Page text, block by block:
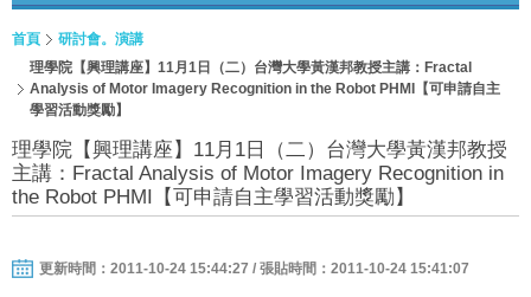
首頁
研討會。演講
理學院【興理講座】11月1日（二）台灣大學黃漢邦教授主講：Fractal
Analysis of Motor Imagery Recognition in the Robot PHMI【可申請自主
學習活動獎勵】
理學院【興理講座】11月1日（二）台灣大學黃漢邦教授
主講：Fractal Analysis of Motor Imagery Recognition in
the Robot PHMI【可申請自主學習活動獎勵】
更新時間：2011-10-24 15:44:27 / 張貼時間：2011-10-24 15:41:07